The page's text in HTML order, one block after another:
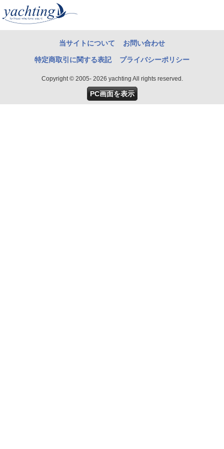
当サイトについて お問い合わせ
特定商取引に関する表記 プライバシーポリシー
Copyright © 2005- 2026 yachting All rights reserved.
PC画面を表示